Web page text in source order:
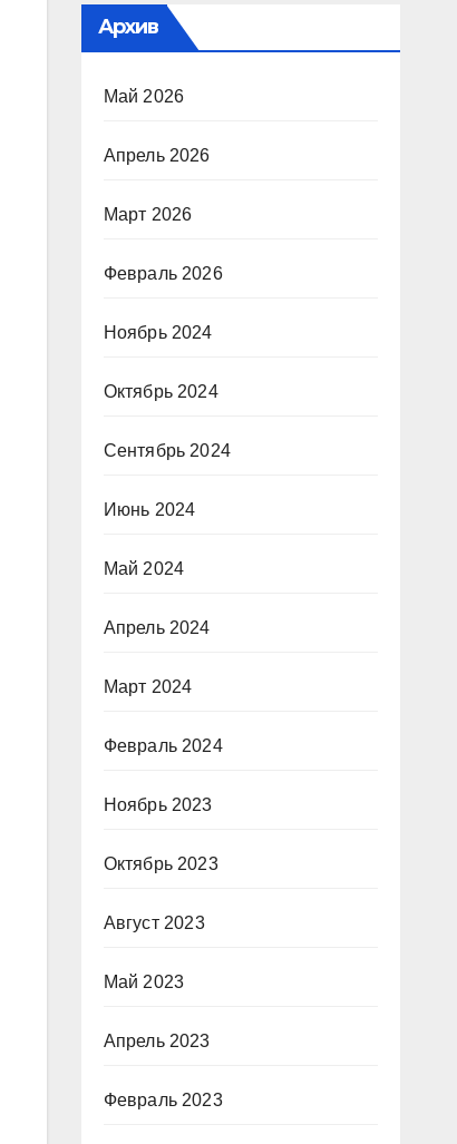
Архив
Май 2026
Апрель 2026
Март 2026
Февраль 2026
Ноябрь 2024
Октябрь 2024
Сентябрь 2024
Июнь 2024
Май 2024
Апрель 2024
Март 2024
Февраль 2024
Ноябрь 2023
Октябрь 2023
Август 2023
Май 2023
Апрель 2023
Февраль 2023